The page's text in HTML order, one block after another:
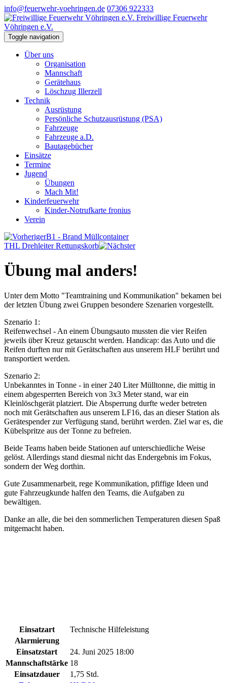
info@feuerwehr-voehringen.de 07306 922333
Freiwillige Feuerwehr
Vöhringen e.V.
Toggle navigation
Über uns
Organisation
Mannschaft
Gerätehaus
Löschzug Illerzell
Technik
Ausrüstung
Persönliche Schutzausrüstung (PSA)
Fahrzeuge
Fahrzeuge a.D.
Bautagebücher
Einsätze
Termine
Jugend
Übungen
Mach Mit!
Kinderfeuerwehr
Kinder-Notrufkarte fronius
Verein
B1 - Brand Müllcontainer
THL Drehleiter Rettungskorb
Übung mal anders!
Unter dem Motto "Teamtraining und Kommunikation" bekamen bei
der letzten Übung zwei Gruppen besondere Szenarien vorgestellt.
Szenario 1:
Reifenwechsel - An einem Übungsauto mussten die vier Reifen
jeweils über Kreuz getauscht werden. Handicap: das Auto und die
Reifen durften nur mit Gerätschaften aus unserem HLF berührt und
transportiert werden.
Szenario 2:
Unbekanntes in Tonne - in einer 240 Liter Mülltonne, die mittig in
einem abgesperrten Bereich von 3x3 Meter stand, war ein
Kleinlöschgerät platziert. Die Absperrung durfte weder betreten
noch mit Gerätschaften aus unserem LF16, das an dieser Station als
Gerätespender zur Verfügung stand, berührt werden. Ziel war es, die
Kübelspritze aus der Tonne zu befreien.
Beide Teams haben beide Stationen auf unterschiedliche Weise
gelöst. Allerdings stand diesmal nicht das Endergebnis im Fokus,
sondern der Weg dorthin.
Gute Zusammenarbeit, rege Kommunikation, pfiffige Ideen und
gute Fahrzeugkunde halfen den Teams, die Aufgaben zu
bewältigen.
Danke an alle, die bei den sommerlichen Temperaturen diesen Spaß
mitgemacht haben.
Einsatzart
Technische Hilfeleistung
Alarmierung
Einsatzstart
24. Juni 2025 18:00
Mannschaftstärke 18
Einsatzdauer
1,75 Std.